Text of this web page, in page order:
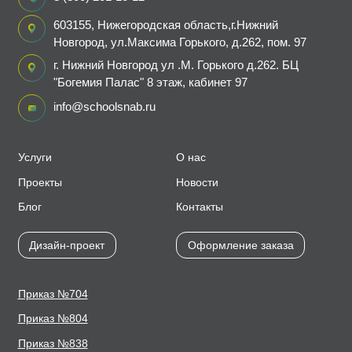
Пищевое оборудование и инвентарь
Робототехника
Цифровые лаборатории
Услуги
Проекты
Блог
Дизайн-проект
О нас
Новости
Контакты
Оформление заказа
Приказ №704
Приказ №804
Приказ №838
603155, Нижегородская область,г.Нижний
Новгород, ул.Максима Горького, д.262, пом. 97
г. Нижний Новгород ул .М. Горького д.262. БЦ
"Богемия Палас" 8 этаж, кабинет 97
info@schoolsnab.ru